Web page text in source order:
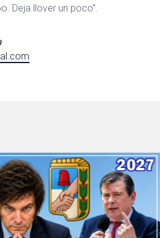
Deja llover un poco”.